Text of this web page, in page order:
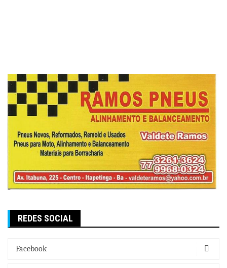
REDES SOCIAL
Facebook